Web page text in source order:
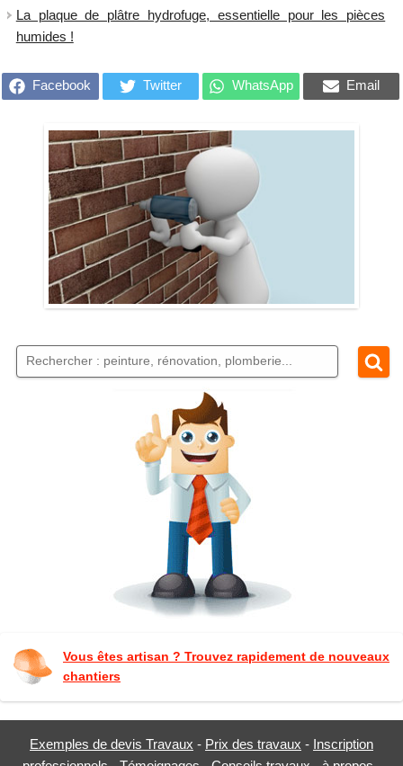
La plaque de plâtre hydrofuge, essentielle pour les pièces
humides !
Facebook Twitter WhatsApp Email
Vous êtes artisan ? Trouvez rapidement de nouveaux
chantiers
Exemples de devis Travaux - Prix des travaux - Inscription